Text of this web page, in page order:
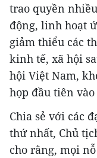
trao quyền
động, linh hoạt
giảm thiểu các
kinh tế, xã hội
hội Việt Nam,
họp đầu tiên
Chia sẻ với các
thứ nhất, Chủ
cho rằng, mọi